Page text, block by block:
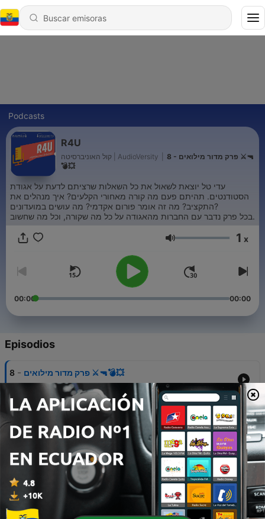
Podcasts
R4U
קול האוניברסיטה | AudioVersity
8 - פרק מדור מילואים ⚔️🔫
💣💥
עדי טל יוצאת לשאול את כל השאלות שרציתם לדעת על אגודת
הסטודנטים. תהיתם פעם מה קורה מאחורי הקלעים? איך מנהלים את
התקציב? מה זה אומר פורום אקדמי? מה עושים במועדונים?
בכל פרק נדבר עם החברות מהאגודה על כל מה שקורה, וכל מה שחשוב.
Volumen 1 x
00:00 00:00
Episodios
8 - פרק מדור מילואים ⚔️🔫💣💥
21 mayo 2023
7 - מחלקת דוברות
01 mayo 2023
פרק מועדונים
23 mar. 2023
5 - תוכנית שאגי
20 jul. 2022